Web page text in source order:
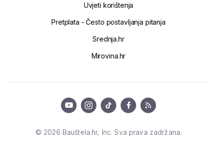
Uvjeti korištenja
Pretplata - Često postavljanja pitanja
Srednja.hr
Mirovina.hr
© 2026 Bauštela.hr, Inc. Sva prava zadržana.